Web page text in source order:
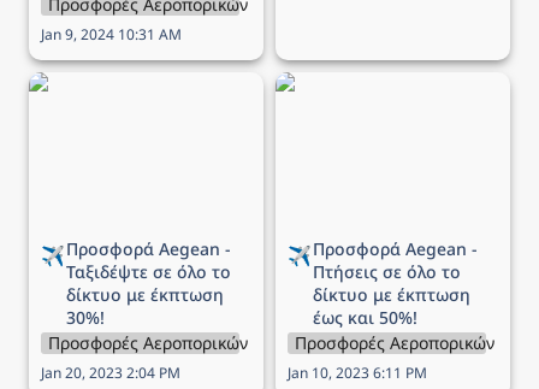
Jan 9, 2024 10:31 AM
Προσφορά Aegean -
✈️
Ταξιδέψτε σε όλο το
δίκτυο με έκπτωση
30%!
Προσφορές Αεροπορικών Εταιρειών
Jan 20, 2023 2:04 PM
Προσφορά Aegean -
✈️Προσφορά Aegean -
Πτήσεις σε όλο το
δίκτυο με έκπτωση
έως και 50%!
Προσφορές Αεροπορικών
Jan 10, 2023 6:11 PM